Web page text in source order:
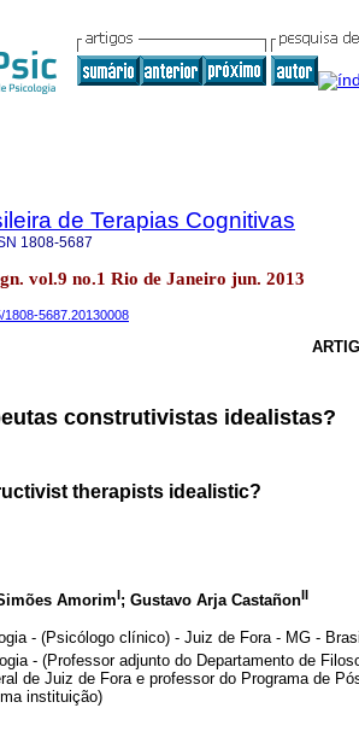
de Terapias Cognitivas
1808-5687
vol.9 no.1 Rio de Janeiro jun. 2013
5687.20130008
construtivistas idealistas?
therapists idealistic?
AmorimI; Gustavo Arja CastañonII
- (Psicólogo clínico) - Juiz de Fora - MG - Brasil
- (Professor adjunto do Departamento de
de Juiz de Fora e professor do Programa de
instituição)